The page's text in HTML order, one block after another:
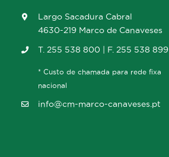
Largo Sacadura Cabral
4630-219 Marco de Canaveses
T. 255 538 800 | F. 255 538 899
* Custo de chamada para rede fixa
nacional
info@cm-marco-canaveses.pt